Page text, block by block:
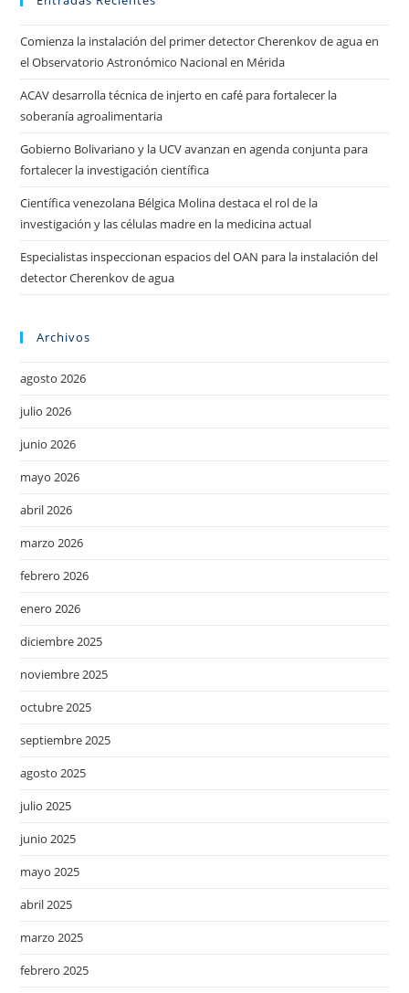
Comienza la instalación del primer detector Cherenkov de agua en
el Observatorio Astronómico Nacional en Mérida
ACAV desarrolla técnica de injerto en café para fortalecer la
soberanía agroalimentaria
Gobierno Bolivariano y la UCV avanzan en agenda conjunta para
fortalecer la investigación científica
Científica venezolana Bélgica Molina destaca el rol de la
investigación y las células madre en la medicina actual
Especialistas inspeccionan espacios del OAN para la instalación del
detector Cherenkov de agua
Archivos
agosto 2026
julio 2026
junio 2026
mayo 2026
abril 2026
marzo 2026
febrero 2026
enero 2026
diciembre 2025
noviembre 2025
octubre 2025
septiembre 2025
agosto 2025
julio 2025
junio 2025
mayo 2025
abril 2025
marzo 2025
febrero 2025